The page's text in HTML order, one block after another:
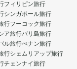
フィリピン旅行
シンガポール旅行
行フーコック旅行
ア旅行バリ島旅行
ル旅行ぺナン旅行
行シェムリアップ旅行
チェンナイ旅行